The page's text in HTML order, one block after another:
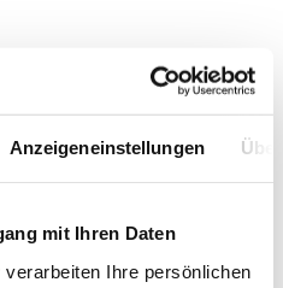
Anzeigeneinstellungen
mit Ihren Daten
verarbeiten Ihre persönlichen